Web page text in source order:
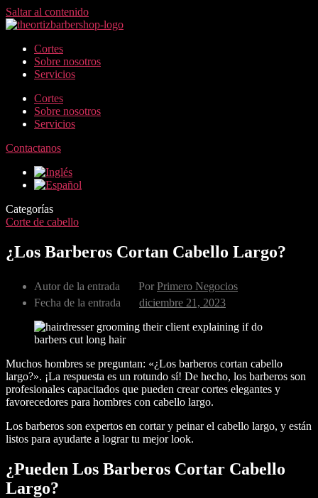
Saltar al contenido
Cortes
Sobre nosotros
Servicios
Cortes
Sobre nosotros
Servicios
Contactanos
Categorías
Corte de cabello
¿Los Barberos Cortan Cabello Largo?
Autor de la entrada Por Primero Negocios
Fecha de la entrada
diciembre 21, 2023
Muchos hombres se preguntan: «¿Los barberos cortan cabello
largo?». ¡La respuesta es un rotundo sí! De hecho, los barberos son
profesionales capacitados que pueden crear cortes elegantes y
favorecedores para hombres con cabello largo.
Los barberos son expertos en cortar y peinar el cabello largo, y están
listos para ayudarte a lograr tu mejor look.
¿Pueden Los Barberos Cortar Cabello
Largo?